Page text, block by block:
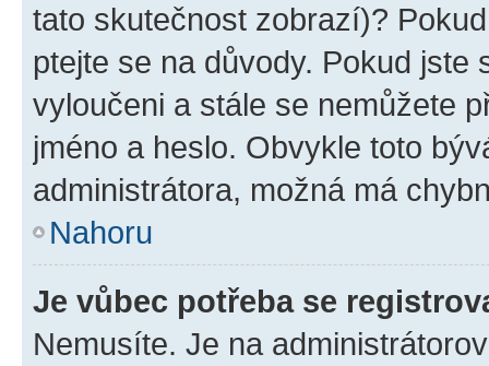
tato skutečnost zobrazí)?
ptejte se na důvody. Pokud jste
vyloučeni a stále se nemůžete
jméno a heslo. Obvykle toto
administrátora, možná má
Nahoru
Je vůbec potřeba se
Nemusíte. Je na